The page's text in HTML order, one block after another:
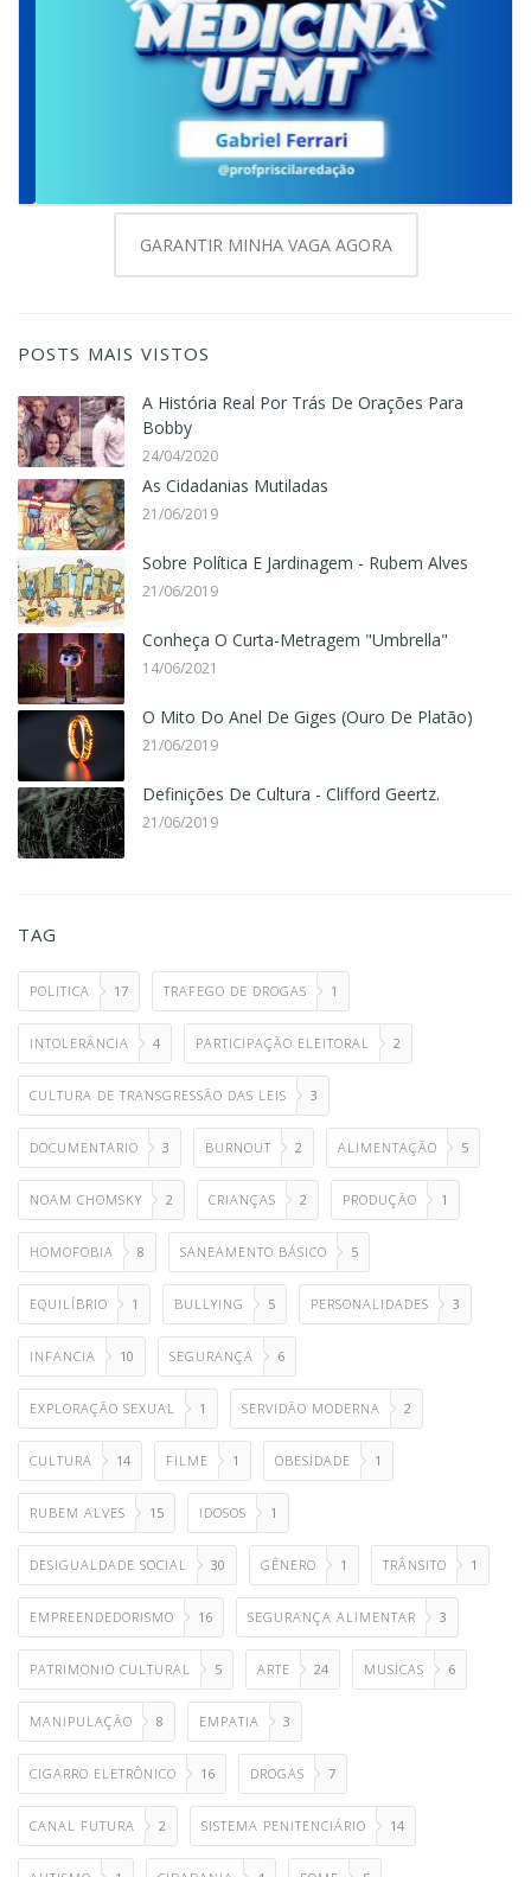
GARANTIR MINHA VAGA AGORA
POSTS MAIS VISTOS
A História Real Por Trás De Orações Para
Bobby
24/04/2020
As Cidadanias Mutiladas
21/06/2019
Sobre Política E Jardinagem - Rubem Alves
21/06/2019
Conheça O Curta-Metragem "Umbrella"
14/06/2021
O Mito Do Anel De Giges (Ouro De Platão)
21/06/2019
Definições De Cultura - Clifford Geertz.
21/06/2019
TAG
POLITICA 17 TRAFEGO DE DROGAS 1
INTOLERÂNCIA 4 PARTICIPAÇÃO ELEITORAL 2
CULTURA DE TRANSGRESSÃO DAS LEIS 3
DOCUMENTARIO 3 BURNOUT 2 ALIMENTAÇÃO 5
NOAM CHOMSKY 2 CRIANÇAS 2 PRODUÇÃO 1
HOMOFOBIA 8 SANEAMENTO BÁSICO 5
EQUILÍBRIO 1 BULLYING 5 PERSONALIDADES 3
INFANCIA 10 SEGURANÇA 6
EXPLORAÇÃO SEXUAL 1 SERVIDÃO MODERNA 2
CULTURA 14 FILME 1 OBESIDADE 1
RUBEM ALVES 15 IDOSOS 1
DESIGUALDADE SOCIAL 30 GÊNERO 1 TRÂNSITO 1
EMPREENDEDORISMO 16 SEGURANÇA ALIMENTAR 3
PATRIMONIO CULTURAL 5 ARTE 24 MUSICAS 6
MANIPULAÇÃO 8 EMPATIA 3
CIGARRO ELETRÔNICO 16 DROGAS 7
CANAL FUTURA 2 SISTEMA PENITENCIÁRIO 14